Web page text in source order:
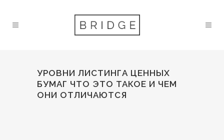
УРОВНИ ЛИСТИНГА ЦЕННЫХ
БУМАГ ЧТО ЭТО ТАКОЕ И ЧЕМ
ОНИ ОТЛИЧАЮТСЯ